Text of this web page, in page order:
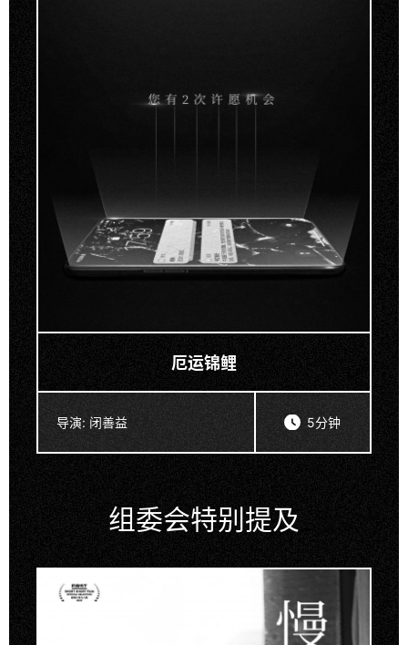
厄运锦鲤
5分钟
导演: 闭善益
组委会特别提及